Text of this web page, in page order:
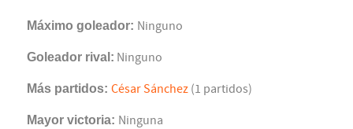
Máximo goleador: Ninguno
Goleador rival: Ninguno
Más partidos: César Sánchez (1 partidos)
Mayor victoria: Ninguna